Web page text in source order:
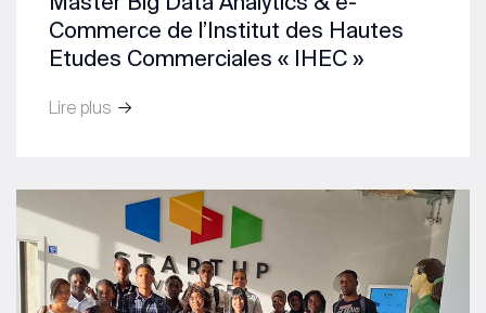
Commerce de l’Institut des Hautes
Etudes Commerciales « IHEC »
Lire plus